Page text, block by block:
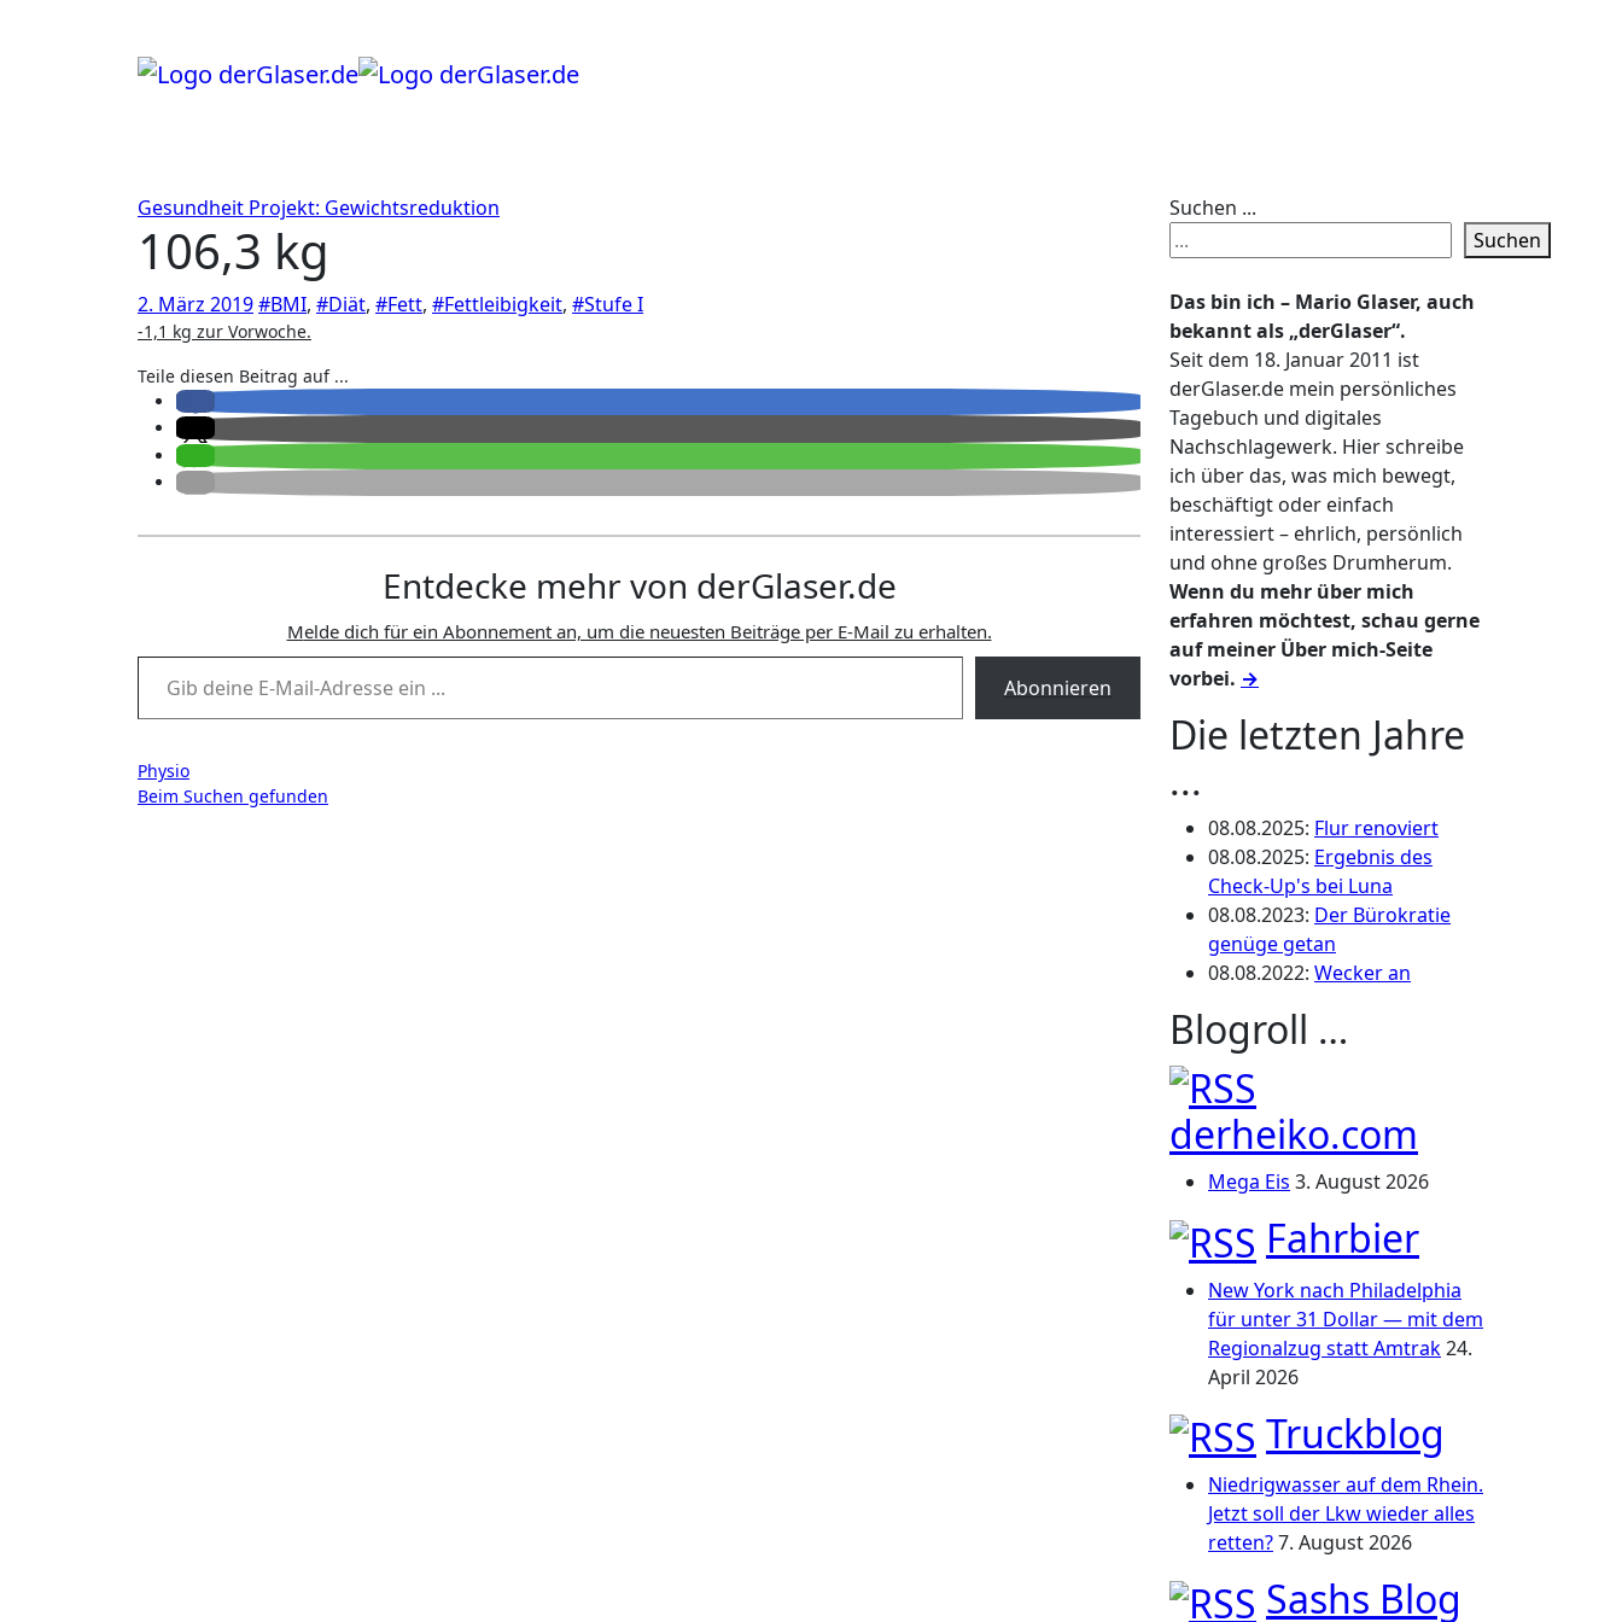
Gesundheit Projekt: Gewichtsreduktion
106,3 kg
2. März 2019#BMI, #Diät, #Fett, #Fettleibigkeit, #Stufe I
-1,1 kg zur Vorwoche.
Teile diesen Beitrag auf ...
Entdecke mehr von derGlaser.de
Melde dich für ein Abonnement an, um die neuesten Beiträge per E-Mail zu erhalten.
Gib deine E-Mail-Adresse ein ...
Abonnieren
Beitragsnavigation
Physio
Beim Suchen gefunden
Suchen ...
Suchen
Das bin ich – Mario Glaser, auch
bekannt als „derGlaser“.
Seit dem 18. Januar 2011 ist
derGlaser.de mein persönliches
Tagebuch und digitales
Nachschlagewerk. Hier schreibe
ich über das, was mich bewegt,
beschäftigt oder einfach
interessiert – ehrlich, persönlich
und ohne großes Drumherum.
Wenn du mehr über mich
erfahren möchtest, schau gerne
auf meiner Über mich-Seite
vorbei. →
Die letzten Jahre
...
08.08.2025: Flur renoviert
08.08.2025: Ergebnis des
Check-Up's bei Luna
08.08.2023: Der Bürokratie
genüge getan
08.08.2022: Wecker an
Blogroll …
derheiko.com
Mega Eis 3. August 2026
Fahrbier
New York nach Philadelphia
für unter 31 Dollar — mit dem
Regionalzug statt Amtrak24.
April 2026
Truckblog
Niedrigwasser auf dem Rhein.
Jetzt soll der Lkw wieder alles
retten?7. August 2026
Sashs Blog